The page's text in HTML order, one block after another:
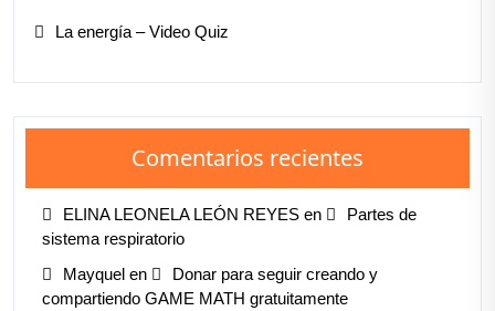
La energía – Video Quiz
Comentarios recientes
ELINA LEONELA LEÓN REYES en
Partes de
sistema respiratorio
Mayquel en
Donar para seguir creando y
compartiendo GAME MATH gratuitamente